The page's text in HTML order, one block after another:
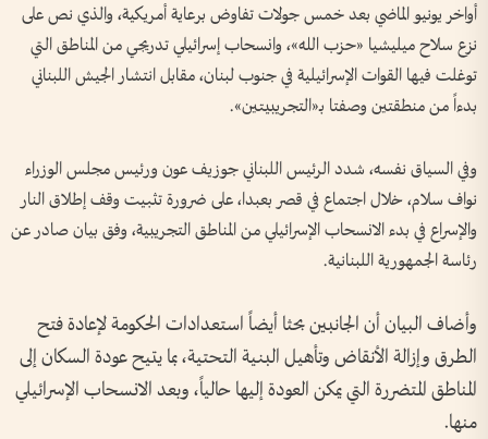
أواخر يونيو الماضي بعد خمس جولات تفاوض برعاية أمريكية، والذي نص على
نزع سلاح ميليشيا «حزب الله»، وانسحاب إسرائيلي تدريجي من المناطق التي
توغلت فيها القوات الإسرائيلية في جنوب لبنان، مقابل انتشار الجيش اللبناني
بدءاً من منطقتين وصفتا بـ«التجريبيتين».
وفي السياق نفسه، شدد الرئيس اللبناني جوزيف عون ورئيس مجلس الوزراء
نواف سلام، خلال اجتماع في قصر بعبدا، على ضرورة تثبيت وقف إطلاق النار
والإسراع في بدء الانسحاب الإسرائيلي من المناطق التجريبية، وفق بيان صادر عن
رئاسة الجمهورية اللبنانية.
وأضاف البيان أن الجانبين بحثا أيضاً استعدادات الحكومة لإعادة فتح
الطرق وإزالة الأنقاض وتأهيل البنية التحتية، بما يتيح عودة السكان إلى
المناطق المتضررة التي يمكن العودة إليها حالياً، وبعد الانسحاب الإسرائيلي
منها.